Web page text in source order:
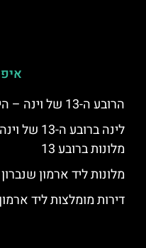
הרובע ה-13 של וינה – היצינג
לינה
מלונות ברובע 13
מלונות ליד ארמון
דירות מומלצות ליד